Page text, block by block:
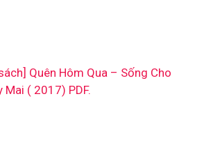
Quên Hôm Qua – Sống Cho
Mai ( 2017) PDF.